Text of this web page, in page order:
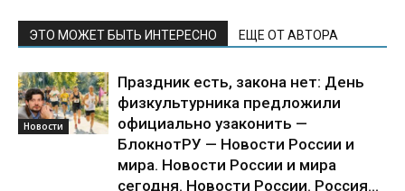
ЭТО МОЖЕТ БЫТЬ ИНТЕРЕСНО ЕЩЕ ОТ АВТОРА
Новости
Праздник есть, закона нет: День
физкультурника предложили
официально узаконить —
БлокнотРУ — Новости России и
мира. Новости России и мира
сегодня. Новости России. Россия...